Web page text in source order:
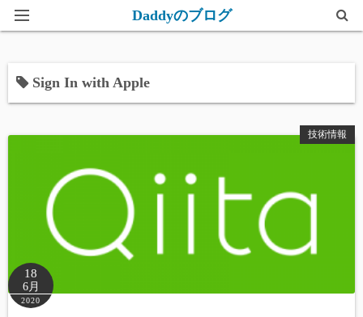
Daddyのブログ
このブログについて
Sign In with Apple
技術情報
18
6月
2020